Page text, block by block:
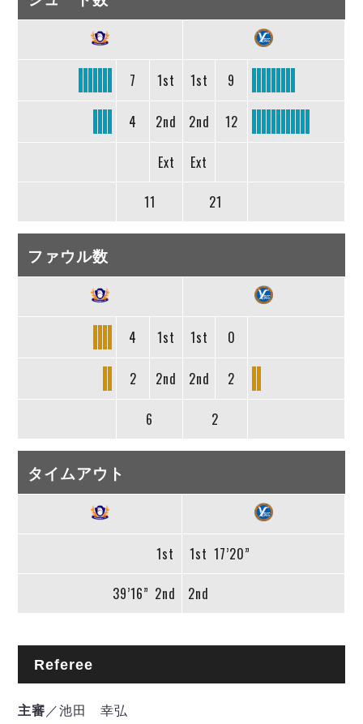
7 1st 1st 9
4 2nd 2nd 12
Ext Ext
11 21
ファウル数
4 1st 1st 0
2 2nd 2nd 2
6 2
タイムアウト
1st 1st 17’20”
39’16” 2nd 2nd
Referee
主審 ／池田 幸弘